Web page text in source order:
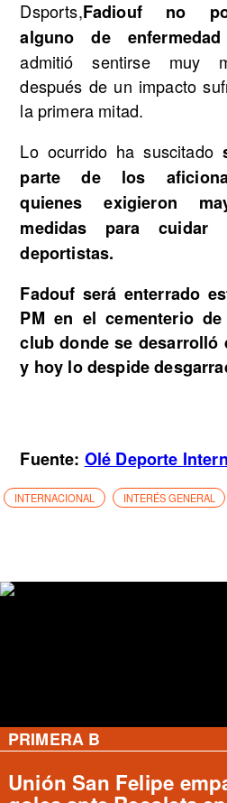
Dsports,Fadiouf no
alguno de
admitió sentirse muy
después de un impacto
la primera mitad.
Lo ocurrido ha suscitado
parte de los
quienes exigieron
medidas para
deportistas.
Fadouf será enterrado
PM en el cementerio
club donde se desarrolló
y hoy lo despide
Fuente: Olé Deporte
INTERNACIONAL INTERÉS GENERAL
RANGERS
Ausencias en